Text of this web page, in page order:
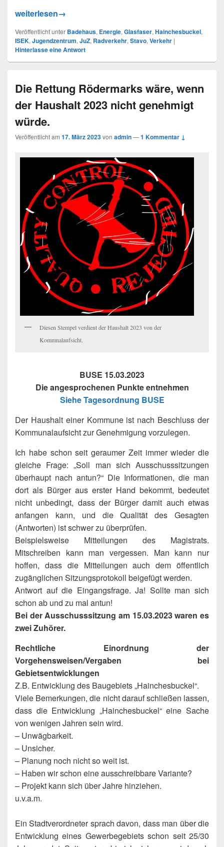
Stadtverordnetenversammlung 11.07.2024. Beginn
weiterlesen→
Veröffentlicht unter Badehaus, Energie, Glasfaser, Hainchesbuckel,
ISEK, Jugendzentrum, JuZ, Radverkehr, Stavo, Verkehr |
Hinterlasse eine Antwort
Die Rettung Rödermarks wäre, wenn
der Haushalt 2023 nicht genehmigt
würde.
Veröffentlicht am 17. März 2023von admin—1 Kommentar ↓
Diesen Stempel verdient der Haushalt 2023 von der
Kommnalaufsicht.
BUSE 15.03.2023
Die angesprochenen Punkte entnehmen
Siehe Tagesordnung BUSE
Der Haushalt einer Kommune ist nach Beschluss der
Kommunalaufsicht zur Genehmigung vorzulegen.
Ich habe schon seit geraumer Zeit immer wieder die
gleiche Frage: „Soll man sich Ausschusssitzungen
überhaupt nach antun?“ Die Informationen, die man
dort als Bürger aus erster Hand bekommt, bedeutet
nicht unbedingt, dass der Bürger damit auch etwas
anfangen kann, und die Qualität des Gesagten
(Antworten) ist schwer zu überprüfen.
Beispielsweise Mitteilungen des Magistrats.
Mitschreiben kann man vergessen. Man kann nur
hoffen, dass die Mitteilungen auch dem öffentlich
zugänglichen Sitzungsprotokoll beigefügt werden.
Antwort auf die Eingangsfrage. Ja! Sollte man sich
schon ab und zu mal antun!
Bei der Ausschusssitzung am 15.03.2023 waren es
zwei Zuhörer.
Rechtliche Einordnung der
Vorgehensweisen/Vergaben bei
Gebietsentwicklungen
Z.B. Entwicklung des Baugebiets „Hainchesbuckel“.
Viele Bemerkungen, die nicht darauf schließen lassen,
dass die Entwicklung „Hainchesbuckel“ eine Sache
von wenigen Jahren sein wird.
– Unwägbarkeit.
– Unsicher.
– Planung noch nicht so weit ist.
– Haben wir schon eine ausschreibbare Variante?
– Projekt kann sich über Jahre hinziehen.
u.v.a.m.
Ein Stadtverordneter sprach davon, dass man über die
Entwicklung eines Gewerbegebiets schon seit 25/30